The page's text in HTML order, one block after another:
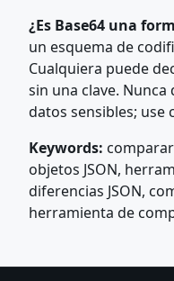
¿Es Base64 una
un esquema de
Cualquiera puede
sin una clave.
datos sensibles; use
Keywords:
objetos JSON,
diferencias JSON,
herramienta de